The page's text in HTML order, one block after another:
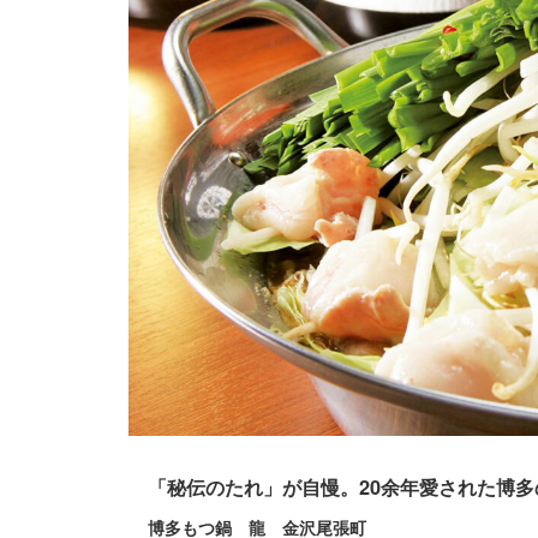
「秘伝のたれ」が自慢。20余年愛された博
博多もつ鍋 龍 金沢尾張町